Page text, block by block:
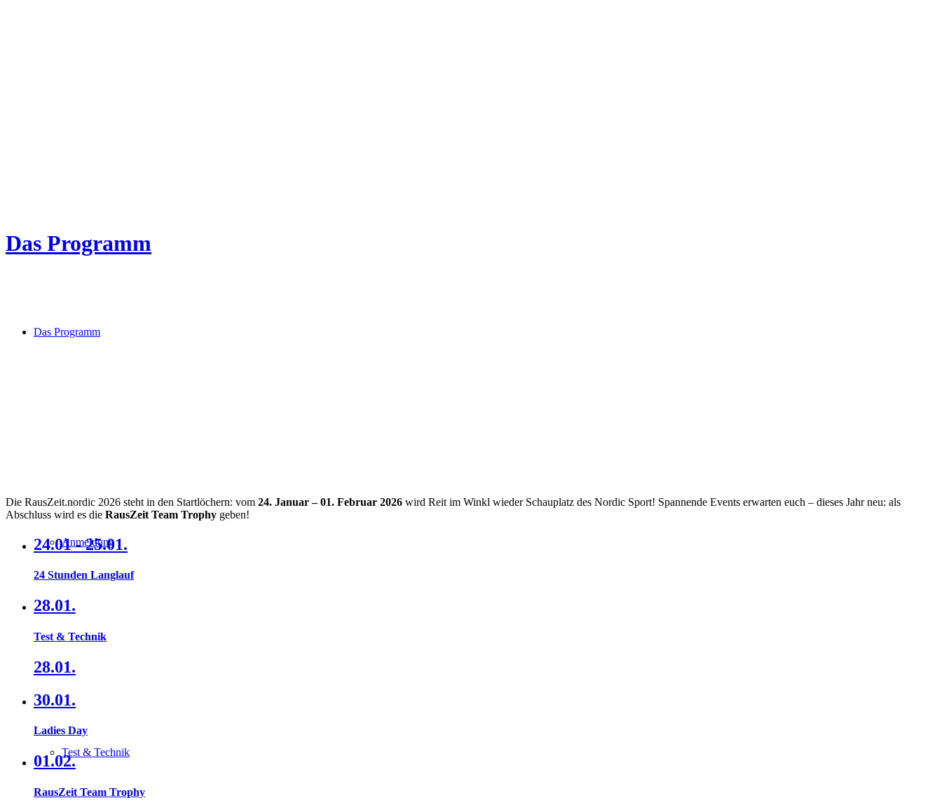
Das Programm
Anmeldung
Test & Technik
Das Programm
Die RausZeit.nordic 2026 steht in den Startlöchern: vom 24. Januar – 01. Februar 2026 wird Reit im Winkl wieder Schauplatz des Nordic Sport! Spannende Events erwarten euch – dieses Jahr neu: als
Abschluss wird es die RausZeit Team Trophy geben!
24.01 - 25.01.
24 Stunden Langlauf
28.01.
Test & Technik
28.01.
30.01.
Ladies Day
01.02.
RausZeit Team Trophy